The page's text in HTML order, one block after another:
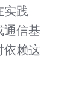
实践
通信基
依赖这